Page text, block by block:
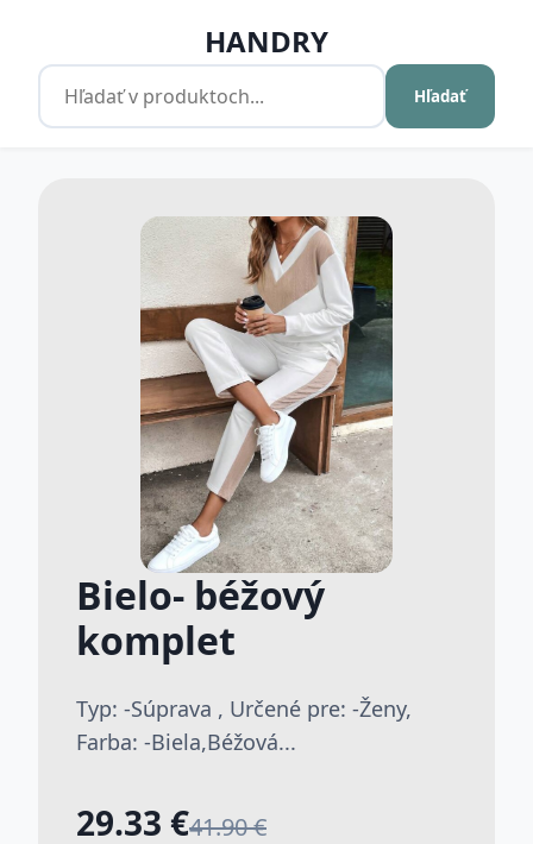
HANDRY
Hľadať
Bielo- béžový
komplet
Typ: -Súprava , Určené pre: -Ženy,
Farba: -Biela,Béžová...
29.33 €41.90 €